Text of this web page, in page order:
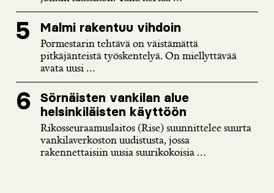
Malmi rakentuu vihdoin
Pormestarin tehtävä on väistämättä
pitkäjänteistä työskentelyä. On miellyttävää
avata uusi ...
Sörnäisten vankilan alue
helsinkiläisten käyttöön
Rikosseuraamuslaitos (Rise) suunnittelee suurta
vankilaverkoston uudistusta, jossa
rakennettaisiin uusia suurikokoisia ...